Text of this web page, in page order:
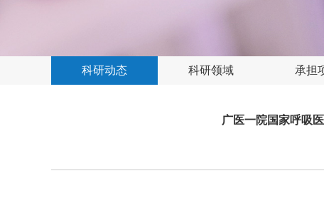
科研动态 科研领域 承担
广医一院国家呼吸